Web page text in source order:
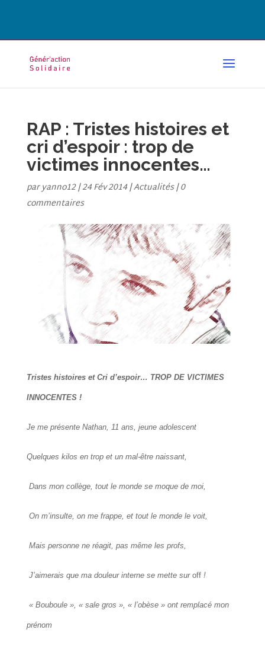
RAP : Tristes histoires et
cri d’espoir : trop de
victimes innocentes…
paryanno12|24 Fév 2014|Actualités|0
commentaires
Tristes histoires et Cri d’espoir… TROP DE VICTIMES
INNOCENTES !
Je me présente Nathan, 11 ans, jeune adolescent
Quelques kilos en trop et un mal-être naissant,
Dans mon collège, tout le monde se moque de moi,
On m’insulte, on me frappe, et tout le monde le voit,
Mais personne ne réagit, pas même les profs,
J’aimerais que ma douleur interne se mette sur off !
« Bouboule », « sale gros », « l’obèse » ont remplacé mon
prénom